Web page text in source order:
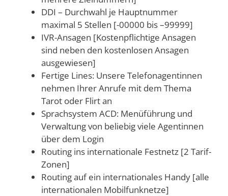
DDI – Durchwahl je Hauptnummer
maximal 5 Stellen [-00000 bis –99999]
IVR-Ansagen [Kostenpflichtige Ansagen
sind neben den kostenlosen Ansagen
ausgewiesen]
Fertige Lines: Unsere Telefonagentinnen
nehmen Ihrer Anrufe mit dem Thema
Tarot oder Flirt an
Sprachsystem ACD: Menüführung und
Verwaltung von beliebig viele Agentinnen
über dem Login
Routing ins internationale Festnetz [2 Tarif-
Zonen]
Routing auf ein internationales Handy [alle
internationalen Mobilfunknetze]